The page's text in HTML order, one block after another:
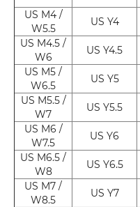
US M4 /
W5.5
US Y4
US M4.5 /
W6
US Y4.5
US M5 /
W6.5
US Y5
US M5.5 /
W7
US Y5.5
US M6 /
W7.5
US Y6
US M6.5 /
W8
US Y6.5
US M7 /
W8.5
US Y7